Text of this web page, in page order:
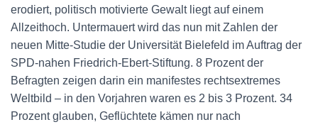
erodiert, politisch motivierte Gewalt liegt auf einem
Allzeithoch. Untermauert wird das nun mit Zahlen der
neuen Mitte-Studie der Universität Bielefeld im Auftrag der
SPD-nahen Friedrich-Ebert-Stiftung. 8 Prozent der
Befragten zeigen darin ein manifestes rechtsextremes
Weltbild – in den Vorjahren waren es 2 bis 3 Prozent. 34
Prozent glauben, Geflüchtete kämen nur nach